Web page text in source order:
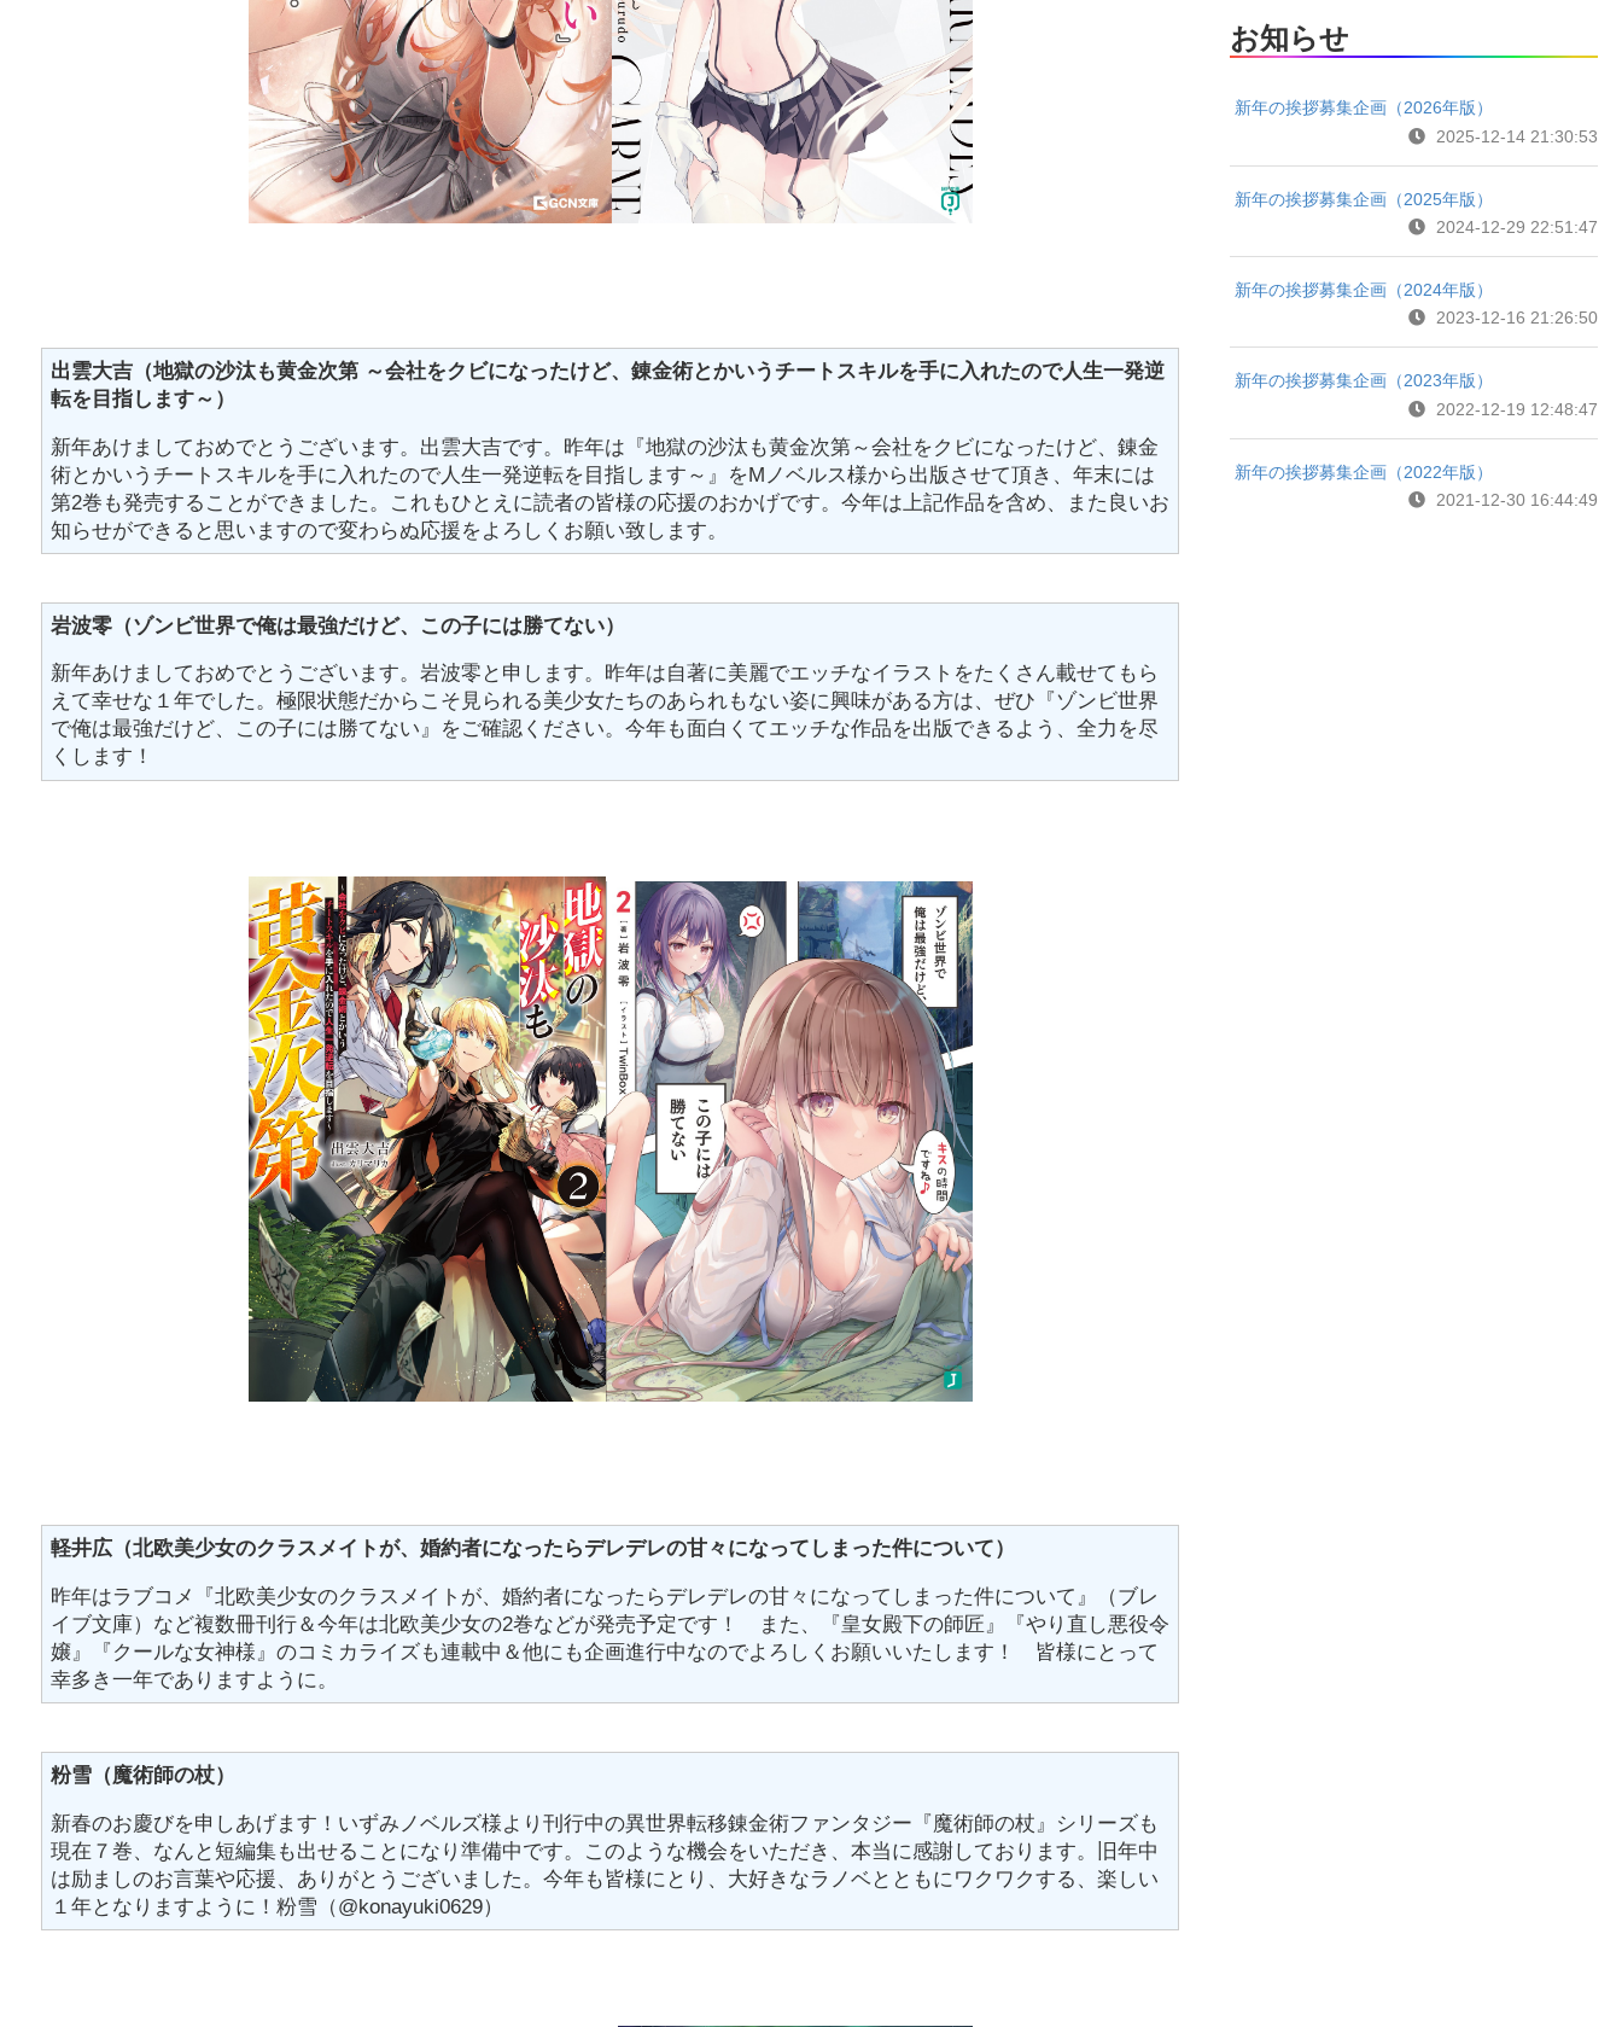
出雲大吉（地獄の沙汰も黄金次第 ～会社をクビになったけど、錬金術とかいうチートスキルを手に入れたので人生一発逆
転を目指します～）
新年あけましておめでとうございます。出雲大吉です。昨年は『地獄の沙汰も黄金次第～会社をクビになったけど、錬金
術とかいうチートスキルを手に入れたので人生一発逆転を目指します～』をMノベルス様から出版させて頂き、年末には
第2巻も発売することができました。これもひとえに読者の皆様の応援のおかげです。今年は上記作品を含め、また良いお
知らせができると思いますので変わらぬ応援をよろしくお願い致します。
岩波零（ゾンビ世界で俺は最強だけど、この子には勝てない）
新年あけましておめでとうございます。岩波零と申します。昨年は自著に美麗でエッチなイラストをたくさん載せてもら
えて幸せな１年でした。極限状態だからこそ見られる美少女たちのあられもない姿に興味がある方は、ぜひ『ゾンビ世界
で俺は最強だけど、この子には勝てない』をご確認ください。今年も面白くてエッチな作品を出版できるよう、全力を尽
くします！
軽井広（北欧美少女のクラスメイトが、婚約者になったらデレデレの甘々になってしまった件について）
昨年はラブコメ『北欧美少女のクラスメイトが、婚約者になったらデレデレの甘々になってしまった件について』（ブレ
イブ文庫）など複数冊刊行＆今年は北欧美少女の2巻などが発売予定です！ また、『皇女殿下の師匠』『やり直し悪役令
嬢』『クールな女神様』のコミカライズも連載中＆他にも企画進行中なのでよろしくお願いいたします！ 皆様にとって
幸多き一年でありますように。
粉雪（魔術師の杖）
新春のお慶びを申しあげます！いずみノベルズ様より刊行中の異世界転移錬金術ファンタジー『魔術師の杖』シリーズも
現在７巻、なんと短編集も出せることになり準備中です。このような機会をいただき、本当に感謝しております。旧年中
は励ましのお言葉や応援、ありがとうございました。今年も皆様にとり、大好きなラノベとともにワクワクする、楽しい
１年となりますように！粉雪（@konayuki0629）
お知らせ
新年の挨拶募集企画（2026年版）
2025-12-14 21:30:53
新年の挨拶募集企画（2025年版）
2024-12-29 22:51:47
新年の挨拶募集企画（2024年版）
2023-12-16 21:26:50
新年の挨拶募集企画（2023年版）
2022-12-19 12:48:47
新年の挨拶募集企画（2022年版）
2021-12-30 16:44:49